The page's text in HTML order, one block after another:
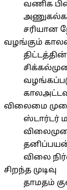
வணிக
சரியான
வழங்கும்
விலைமை
ஸ்டார்டர்
விலை
சிறந்த முடிவு
தாமதம்